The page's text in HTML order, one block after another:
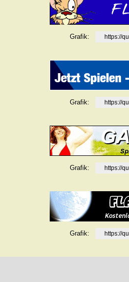
Grafik: https://
Grafik: https://
Grafik: https://
Grafik: https://